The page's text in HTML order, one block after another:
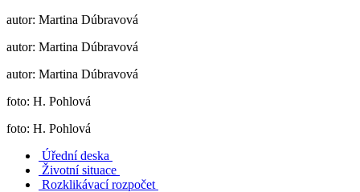
autor: Martina Dúbravová
autor: Martina Dúbravová
autor: Martina Dúbravová
foto: H. Pohlová
foto: H. Pohlová
Úřední deska
Životní situace
Rozklikávací rozpočet